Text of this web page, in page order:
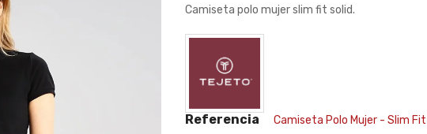
Camiseta polo mujer slim fit solid.
Referencia Camiseta Polo Mujer - Slim Fit